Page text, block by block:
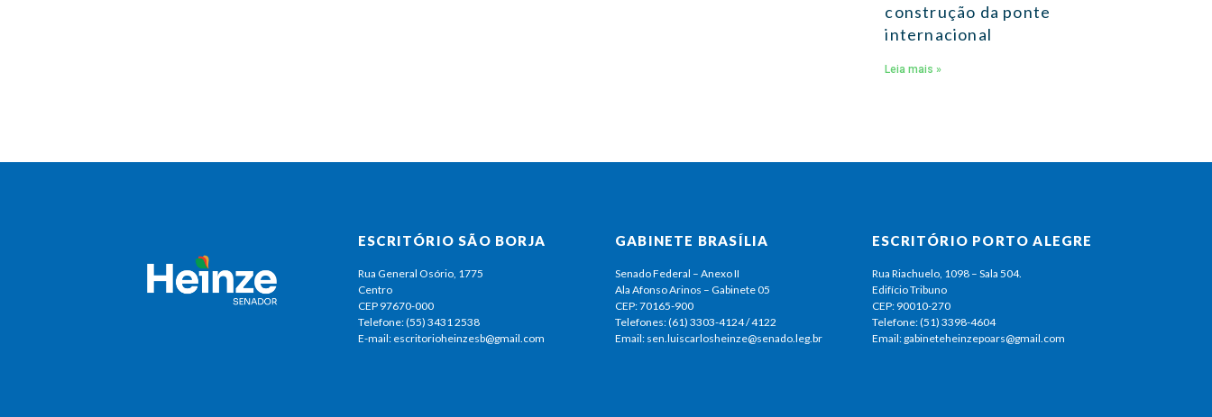
construção da ponte
internacional
Leia mais »
ESCRITÓRIO SÃO BORJA
Rua General Osório, 1775
Centro
CEP 97670-000
Telefone: (55) 3431 2538
E-mail: escritorioheinzesb@gmail.com
GABINETE BRASÍLIA
Senado Federal – Anexo II
Ala Afonso Arinos – Gabinete 05
CEP: 70165-900
Telefones: (61) 3303-4124 / 4122
Email: sen.luiscarlosheinze@senado.leg.br
ESCRITÓRIO PORTO ALEGRE
Rua Riachuelo, 1098 – Sala 504.
Edifício Tribuno
CEP: 90010-270
Telefone: (51) 3398-4604
Email: gabineteheinzepoars@gmail.com